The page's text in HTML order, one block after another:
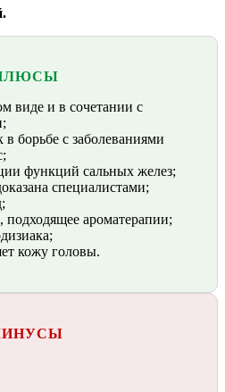
виде и в сочетании с
борьбе с заболеваниями
функций сальных желез;
специалистами;
подходящее ароматерапии;
кожу головы.